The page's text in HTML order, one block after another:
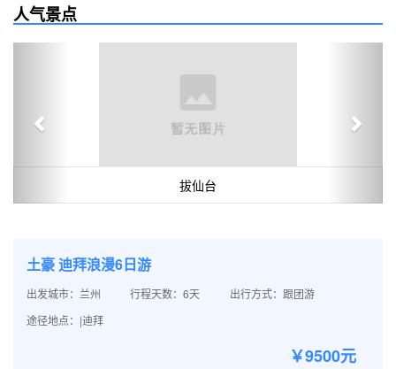
人气景点
拔仙台
土豪 迪拜浪漫6日游
出发城市：兰州 行程天数：6天
出行方式：跟团游
途径地点：|迪拜
￥9500元